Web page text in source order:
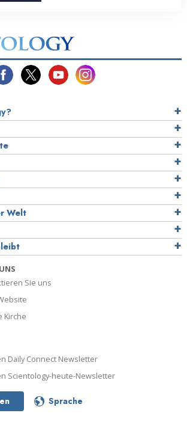
Welt
Sie uns
Kirche
Daily Connect Newsletter
Scientology-heute-Newsletter
Sprache